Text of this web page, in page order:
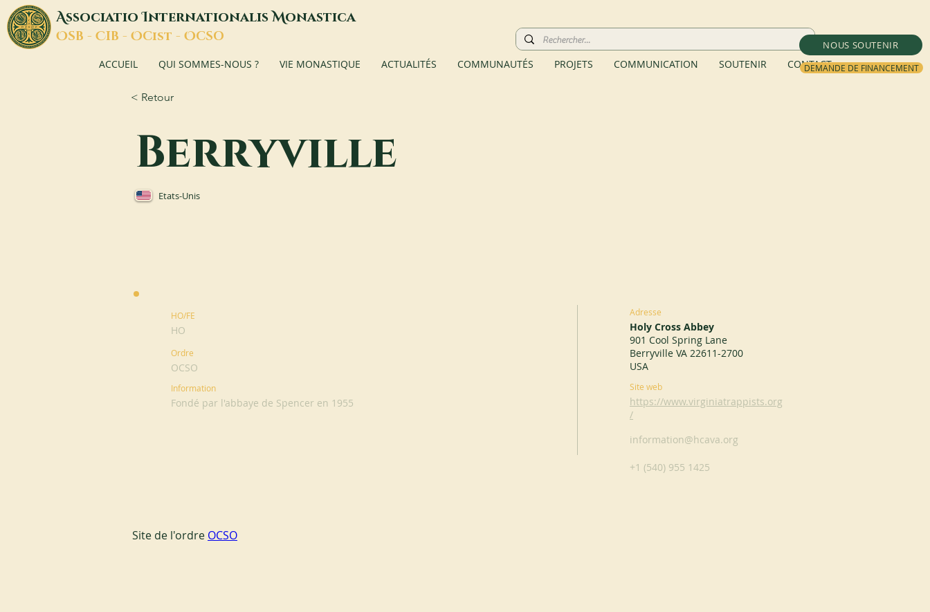
NOUS SOUTENIR
DEMANDE DE FINANCEMENT
AssociatioInternationalisMonastica
OSB - CIB - OCist - OCSO
ACCUEIL QUI SOMMES-NOUS ? VIE MONASTIQUE ACTUALITÉS COMMUNAUTÉS PROJETS COMMUNICATION SOUTENIR CONTACT
< Retour
Berryville
Etats-Unis
HO/FE
HO
Ordre
OCSO
Information
Fondé par l'abbaye de Spencer en 1955
Adresse
Holy Cross Abbey
901 Cool Spring Lane
Berryville VA 22611-2700
USA
Site web
https://www.virginiatrappists.org
/
information@hcava.org
+1 (540) 955 1425
Site de l'ordre OCSO